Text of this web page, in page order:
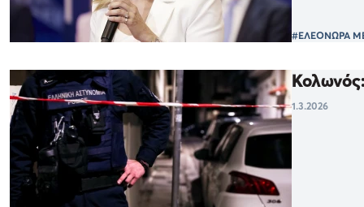
#ΕΛΕΟΝΩΡΑ
1.3.2026